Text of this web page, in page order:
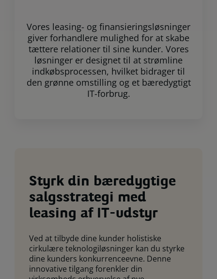
Vores leasing- og finansieringsløsninger
giver forhandlere mulighed for at skabe
tættere relationer til sine kunder. Vores
løsninger er designet til at strømline
indkøbsprocessen, hvilket bidrager til
den grønne omstilling og et bæredygtigt
IT-forbrug.
Styrk din bæredygtige
salgsstrategi med
leasing af IT-udstyr
Ved at tilbyde dine kunder holistiske
cirkulære teknologiløsninger kan du styrke
dine kunders konkurrenceevne. Denne
innovative tilgang forenkler din